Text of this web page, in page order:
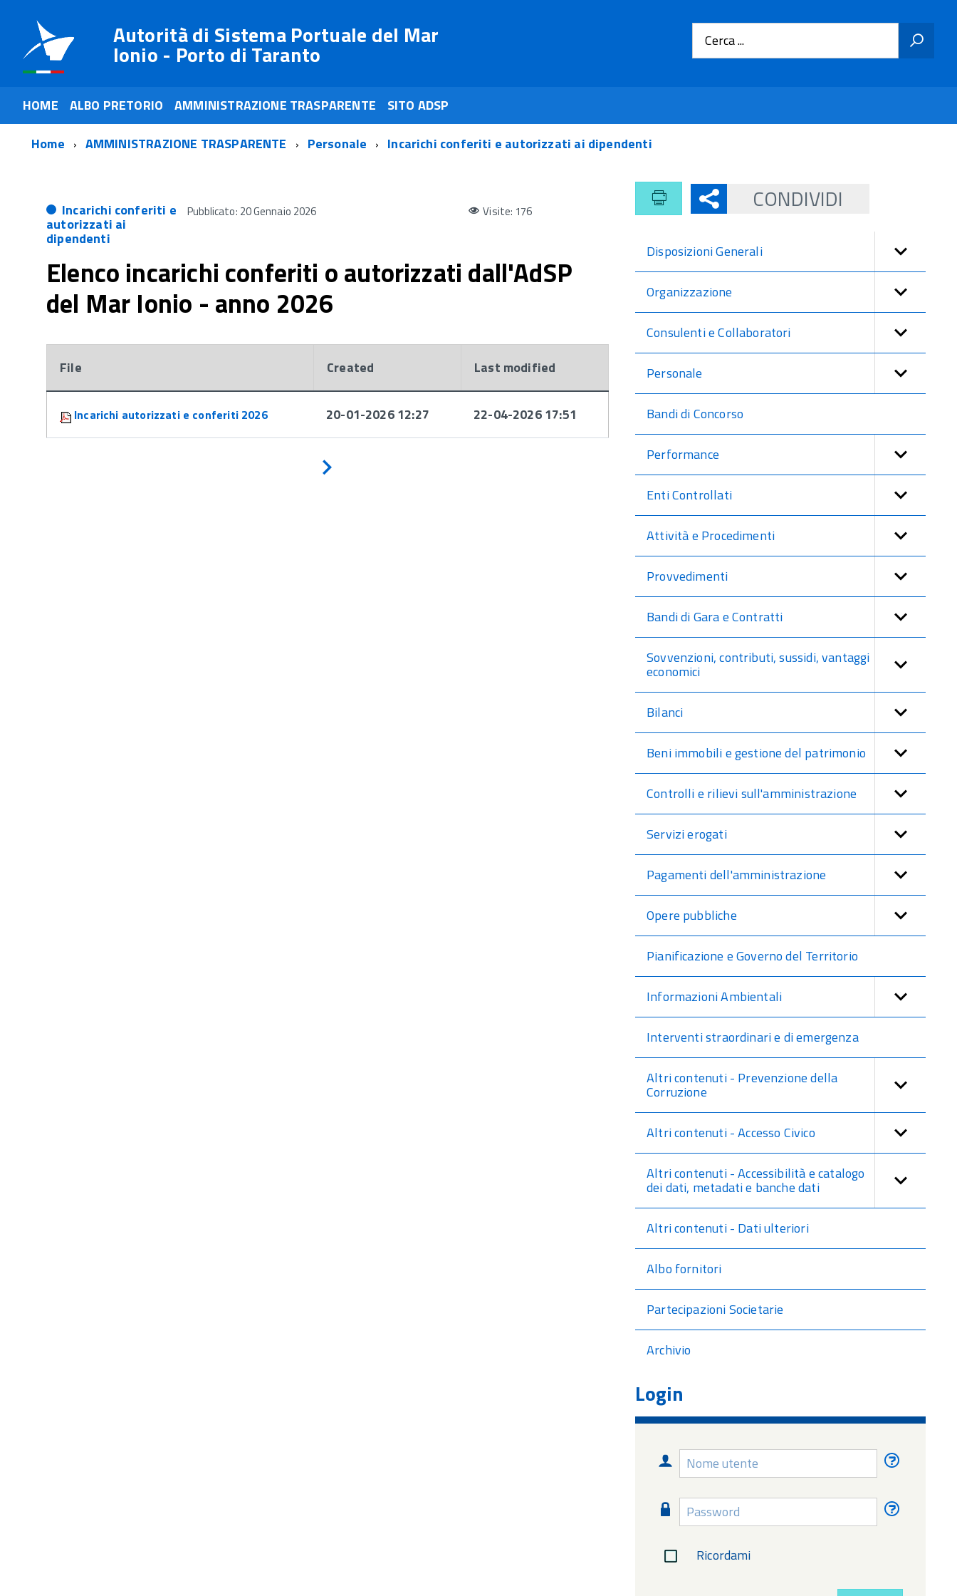
Autorità di Sistema Portuale del Mar
Ionio - Porto di Taranto Cerca ...
HOME ALBO PRETORIO AMMINISTRAZIONE TRASPARENTE
SITO ADSP
Home
AMMINISTRAZIONE TRASPARENTE Personale Incarichi conferiti e autorizzati ai dipendenti
Incarichi conferiti e
autorizzati ai
dipendenti
Pubblicato: 20 Gennaio 2026 Visite: 176
Elenco incarichi conferiti o autorizzati dall'AdSP
del Mar Ionio - anno 2026
File Created Last modified
Incarichi autorizzati e conferiti 2026 20-01-2026 12:27 22-04-2026 17:51
CONDIVIDI
Disposizioni Generali
Organizzazione
Consulenti e Collaboratori
Personale
Bandi di Concorso
Performance
Enti Controllati
Attività e Procedimenti
Provvedimenti
Bandi di Gara e Contratti
Sovvenzioni, contributi, sussidi, vantaggi
economici
Bilanci
Beni immobili e gestione del patrimonio
Controlli e rilievi sull'amministrazione
Servizi erogati
Pagamenti dell'amministrazione
Opere pubbliche
Pianificazione e Governo del Territorio
Informazioni Ambientali
Interventi straordinari e di emergenza
Altri contenuti - Prevenzione della
Corruzione
Altri contenuti - Accesso Civico
Altri contenuti - Accessibilità e catalogo
dei dati, metadati e banche dati
Altri contenuti - Dati ulteriori
Albo fornitori
Partecipazioni Societarie
Archivio
Login
Nome
utente
Nome
utente
Password
Password
Ricordami